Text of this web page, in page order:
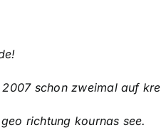
schon zweimal auf
richtung kournas see.